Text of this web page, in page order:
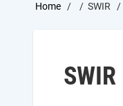
Breadcrumb
Home SWIR
SWIR